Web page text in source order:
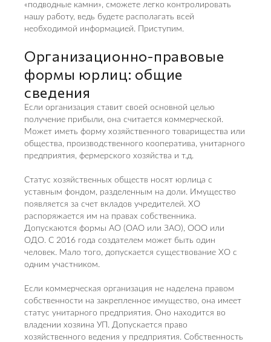
«подводные камни», сможете легко контролировать
нашу работу, ведь будете располагать всей
необходимой информацией. Приступим.
Организационно-правовые
формы юрлиц: общие
сведения
Если организация ставит своей основной целью
получение прибыли, она считается коммерческой.
Может иметь форму хозяйственного товарищества или
общества, производственного кооператива, унитарного
предприятия, фермерского хозяйства и т.д.
Статус хозяйственных обществ носят юрлица с
уставным фондом, разделенным на доли. Имущество
появляется за счет вкладов учредителей. ХО
распоряжается им на правах собственника.
Допускаются формы АО (ОАО или ЗАО), ООО или
ОДО. С 2016 года создателем может быть один
человек. Мало того, допускается существование ХО с
одним участником.
Если коммерческая организация не наделена правом
собственности на закрепленное имущество, она имеет
статус унитарного предприятия. Оно находится во
владении хозяина УП. Допускается право
хозяйственного ведения у предприятия. Собственность